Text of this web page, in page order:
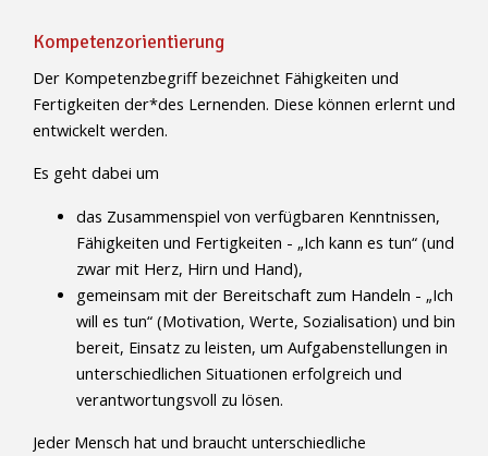
Kompetenzorientierung
Der Kompetenzbegriff bezeichnet Fähigkeiten und
Fertigkeiten der*des Lernenden. Diese können erlernt und
entwickelt werden.
Es geht dabei um
das Zusammenspiel von verfügbaren Kenntnissen,
Fähigkeiten und Fertigkeiten - „Ich kann es tun“ (und
zwar mit Herz, Hirn und Hand),
gemeinsam mit der Bereitschaft zum Handeln - „Ich
will es tun“ (Motivation, Werte, Sozialisation) und bin
bereit, Einsatz zu leisten, um Aufgabenstellungen in
unterschiedlichen Situationen erfolgreich und
verantwortungsvoll zu lösen.
Jeder Mensch hat und braucht unterschiedliche